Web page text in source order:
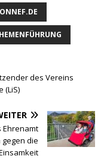
des Vereins
(LiS)
Ehrenamt
die